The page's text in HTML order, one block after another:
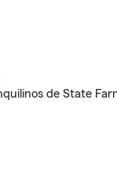
de State